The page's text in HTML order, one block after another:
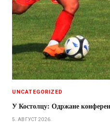
UNCATEGORIZED
У Костолцу: Одржане
5. АВГУСТ 2026.